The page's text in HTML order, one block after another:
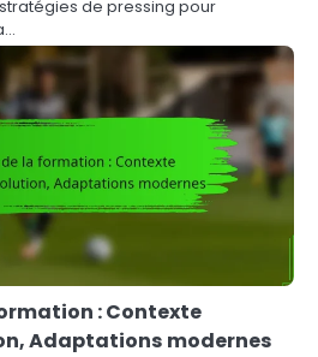
de pressing pour
: Contexte
Adaptations modernes